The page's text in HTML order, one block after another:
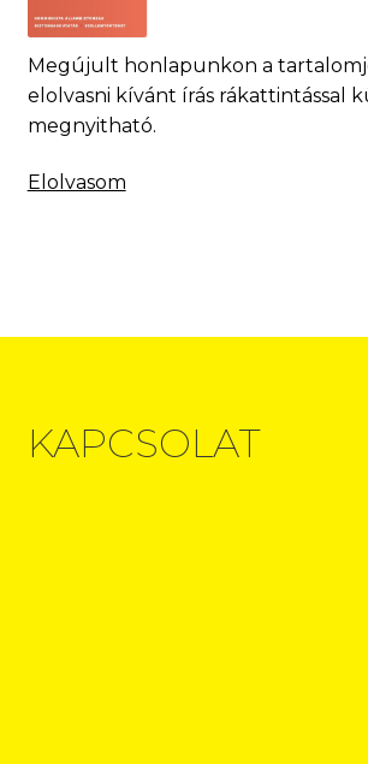
Megújult honlapunkon a
elolvasni kívánt írás rákattintással
megnyitható.
Elolvasom
KAPCSOLAT